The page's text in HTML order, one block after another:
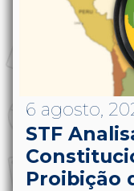
6 agosto,
STF
Proibição